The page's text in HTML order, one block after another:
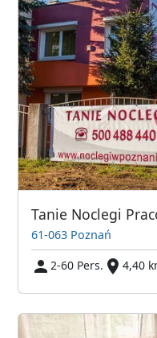
Tanie Noclegi
61-063 Poznań
2-60 Pers.
4,40